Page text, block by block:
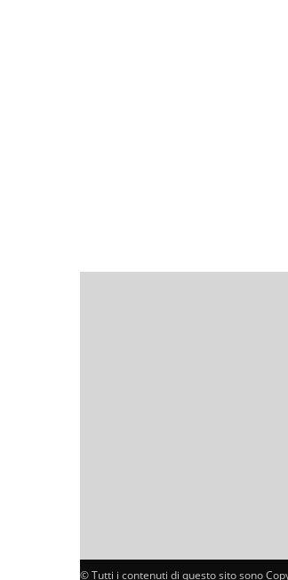
© Tutti i contenuti di questo sito sono